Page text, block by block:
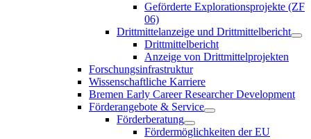
Geförderte Explorationsprojekte (ZF
06)
Drittmittelanzeige und Drittmittelbericht
Drittmittelbericht
Anzeige von Drittmittelprojekten
Forschungsinfrastruktur
Wissenschaftliche Karriere
Bremen Early Career Researcher Development
Förderangebote & Service
Förderberatung
Fördermöglichkeiten der EU